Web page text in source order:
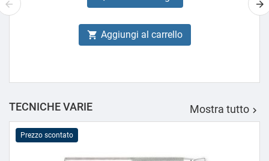
 Aggiungi al carrello
TECNICHE VARIE Mostra tutto 
Prezzo scontato